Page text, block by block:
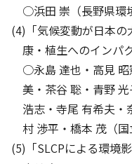
○浜田 崇（長野県環
(4)「気候変動が日本
康・植生へのインパ
○永島 達也・高見 昭
美・茶谷 聡・青野
浩志・寺尾 有希夫・
村 渉平・橋本 茂（国
(5)「SLCPによる環境